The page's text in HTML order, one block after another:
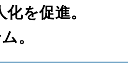
を促進。
。